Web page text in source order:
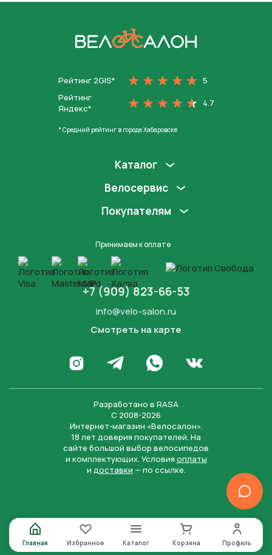
Рейтинг 2GIS*
5
Рейтинг
Яндекс*
4.7
* Средний рейтинг в городе Хабаровске
Каталог
Велосервис
Покупателям
Принимаем к оплате
+7 (909) 823-66-53
info@velo-salon.ru
Смотреть на карте
Перейти в Инстаграм
Написать в Телеграм
Написать в WhatsApp
Перейти во
Разработано в RASA
С 2008-2026
Интернет-магазин «Велосалон».
18 лет доверия покупателей. На
сайте большой выбор велосипедов
и комплектующих. Условия оплаты
и доставки — по ссылке.
Главная Избранное Каталог Корзина Профиль
Нажимая на кнопку “Отправить заявку”, вы даете
согласие на обработку персональных данных и
соглашаетесь с политикой конфиденциальности